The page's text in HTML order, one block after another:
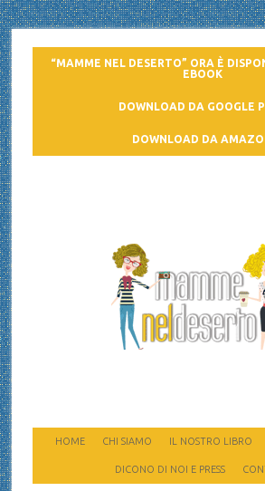
“MAMME NEL DESERTO” ORA È
EBOOK
DOWNLOAD DA GOOGLE
DOWNLOAD DA
HOME CHI SIAMO IL NOSTRO LIBRO
DICONO DI NOI E PRESS